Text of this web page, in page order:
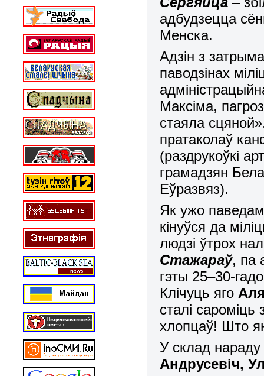
адбудзецца
Менска.
Адзін з
паводзінах
Максіма,
стаяла
пратаколаў
(раздрукоўкі
грамадзян
Еўразвяз).
Як ужо
кінуўся да
людзі ўтрох
Стажараў, па
гэты 25–30-
Клічуць яго
сталі
хлопцаў! Што
У склад нараду
Андрусевіч,